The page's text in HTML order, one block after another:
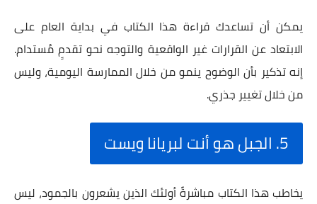
يمكن أن تساعدك قراءة هذا الكتاب في بداية العام على
الابتعاد عن القرارات غير الواقعية والتوجه نحو تقدمٍ مُستدام.
إنه تذكير بأن الوضوح ينمو من خلال الممارسة اليومية، وليس
من خلال تغيير جذري.
5. الجبل هو أنت لبريانا ويست
يخاطب هذا الكتاب مباشرةً أولئك الذين يشعرون بالجمود، ليس